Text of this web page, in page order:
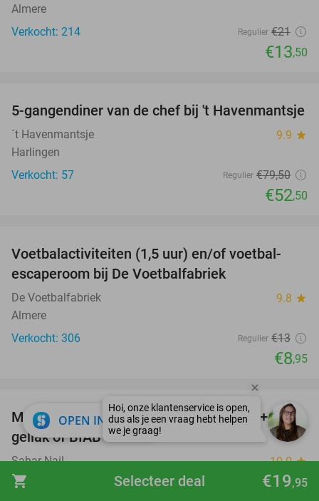
shopping_cart €19,95
Selecteer deal
Almere
Verkocht: 214
Regulier €21
€13,50
34%
5-gangendiner van de chef bij 't Havenmantsje
´t Havenmantsje 9.9 star
Harlingen
Verkocht: 57
Regulier €79,50
€52,50
31%
Voetbalactiviteiten (1,5 uur) en/of voetbal-
escaperoom bij De Voetbalfabriek
De Voetbalfabriek 9.8 star
Almere
Verkocht: 306
Regulier €13
€8,95
52%
Manicure- of pedicurebehandeling evt. +
gellak of BIAB
Sahar Nail 10.0star
Almere
OPEN IN APP close